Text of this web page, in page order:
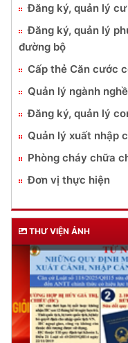
Đăng ký, quản lý
Đăng ký, quản lý
đường bộ
Cấp thẻ Căn cước
Quản lý ngành
Đăng ký, quản lý
Quản lý xuất nhập
Phòng cháy chữa
Đơn vị thực hiện
THƯ VIỆN ẢNH